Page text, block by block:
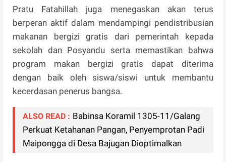
Pratu Fatahillah juga menegaskan akan terus
berperan aktif dalam mendampingi pendistribusian
makanan bergizi gratis dari pemerintah kepada
sekolah dan Posyandu serta memastikan bahwa
program makan bergizi gratis dapat diterima
dengan baik oleh siswa/siswi untuk membantu
kecerdasan penerus bangsa.
ALSO READ : Babinsa Koramil 1305-11/Galang
Perkuat Ketahanan Pangan, Penyemprotan Padi
Maipongga di Desa Bajugan Dioptimalkan